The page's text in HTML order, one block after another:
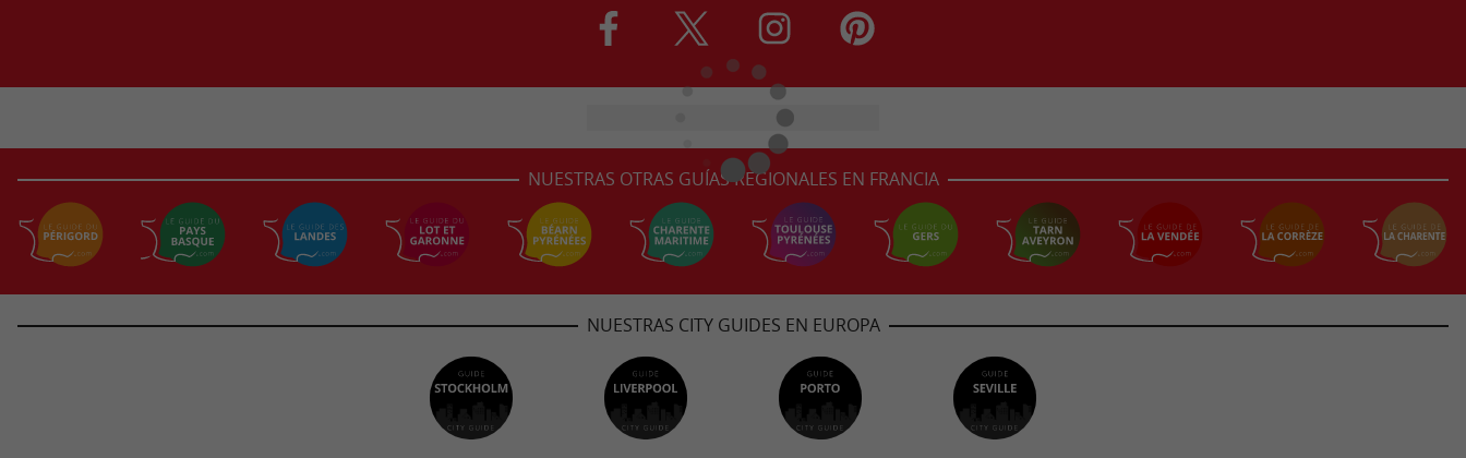
NUESTRAS OTRAS GUÍAS REGIONALES EN FRANCIA
NUESTRAS CITY GUIDES EN EUROPA